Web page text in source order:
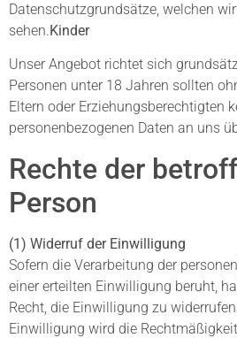
Datenschutzgrundsätze, welchen
sehen.Kinder
Unser Angebot richtet sich
Personen unter 18 Jahren sollten
Eltern oder Erziehungsberechtigten
personenbezogenen Daten an uns
Rechte der
Person
(1) Widerruf der Einwilligung
Sofern die Verarbeitung der
einer erteilten Einwilligung beruht,
Recht, die Einwilligung zu
Einwilligung wird die